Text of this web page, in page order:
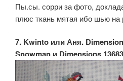
Пы.сы. сорри за фото,
плюс ткань мятая ибо шью на
7. Kwinto или Аня.
Snowman и Dimensions